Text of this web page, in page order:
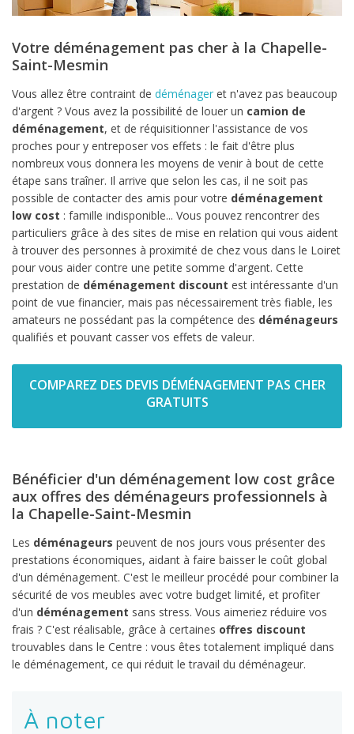
Votre déménagement pas cher à la Chapelle-
Saint-Mesmin
Vous allez être contraint de déménager et n'avez pas beaucoup
d'argent ? Vous avez la possibilité de louer un camion de
déménagement, et de réquisitionner l'assistance de vos
proches pour y entreposer vos effets : le fait d'être plus
nombreux vous donnera les moyens de venir à bout de cette
étape sans traîner. Il arrive que selon les cas, il ne soit pas
possible de contacter des amis pour votre déménagement
low cost : famille indisponible... Vous pouvez rencontrer des
particuliers grâce à des sites de mise en relation qui vous aident
à trouver des personnes à proximité de chez vous dans le Loiret
pour vous aider contre une petite somme d'argent. Cette
prestation de déménagement discount est intéressante d'un
point de vue financier, mais pas nécessairement très fiable, les
amateurs ne possédant pas la compétence des déménageurs
qualifiés et pouvant casser vos effets de valeur.
COMPAREZ DES DEVIS DÉMÉNAGEMENT PAS CHER
GRATUITS
Bénéficier d'un déménagement low cost grâce
aux offres des déménageurs professionnels à
la Chapelle-Saint-Mesmin
Les déménageurs peuvent de nos jours vous présenter des
prestations économiques, aidant à faire baisser le coût global
d'un déménagement. C'est le meilleur procédé pour combiner la
sécurité de vos meubles avec votre budget limité, et profiter
d'un déménagement sans stress. Vous aimeriez réduire vos
frais ? C'est réalisable, grâce à certaines offres discount
trouvables dans le Centre : vous êtes totalement impliqué dans
le déménagement, ce qui réduit le travail du déménageur.
À noter